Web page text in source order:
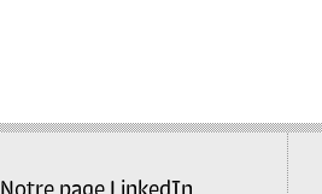
Notre page LinkedIn